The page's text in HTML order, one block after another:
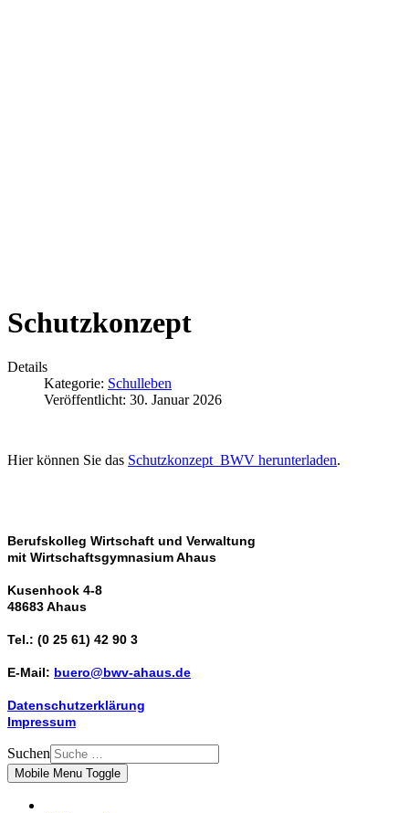
Schutzkonzept
Details
Kategorie: Schulleben
Veröffentlicht: 30. Januar 2026
Hier können Sie das Schutzkonzept_BWV herunterladen.
Berufskolleg Wirtschaft und Verwaltung
mit Wirtschaftsgymnasium Ahaus
Kusenhook 4-8
48683 Ahaus
Tel.: (0 25 61) 42 90 3
E-Mail: buero@bwv-ahaus.de
Datenschutzerklärung
Impressum
Suchen
Mobile Menu Toggle